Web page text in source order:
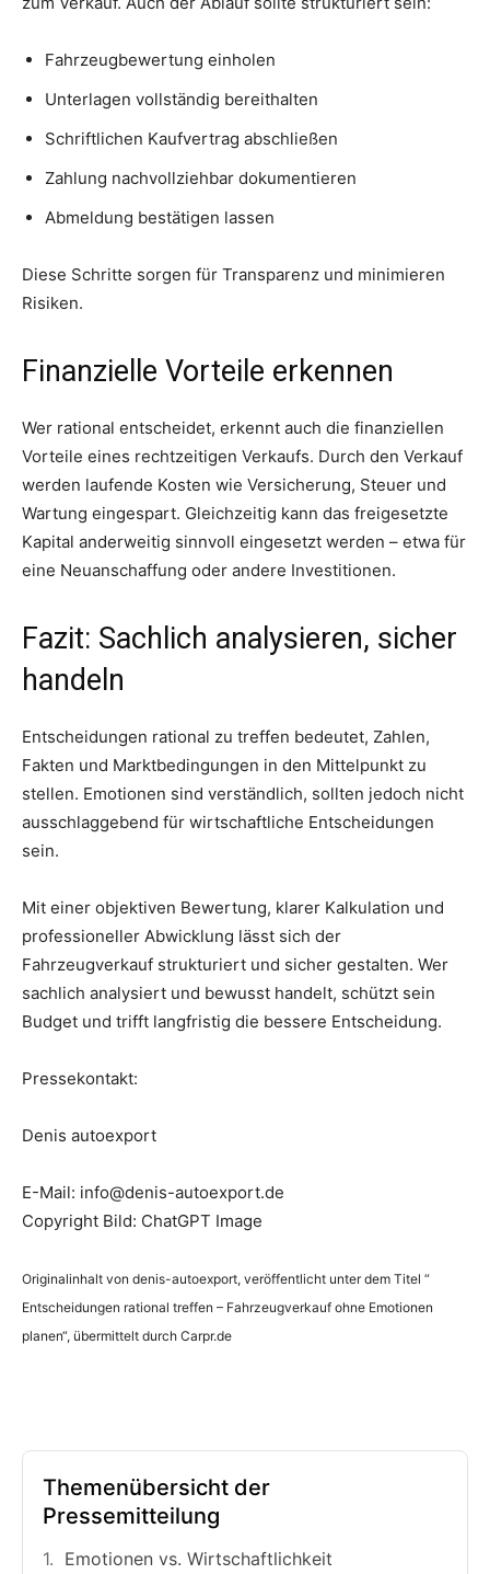
Fahrzeugbewertung einholen
Unterlagen vollständig bereithalten
Schriftlichen Kaufvertrag abschließen
Zahlung nachvollziehbar dokumentieren
Abmeldung bestätigen lassen
Diese Schritte sorgen für Transparenz und minimieren
Risiken.
Finanzielle Vorteile erkennen
Wer rational entscheidet, erkennt auch die finanziellen
Vorteile eines rechtzeitigen Verkaufs. Durch den Verkauf
werden laufende Kosten wie Versicherung, Steuer und
Wartung eingespart. Gleichzeitig kann das freigesetzte
Kapital anderweitig sinnvoll eingesetzt werden – etwa für
eine Neuanschaffung oder andere Investitionen.
Fazit: Sachlich analysieren, sicher
handeln
Entscheidungen rational zu treffen bedeutet, Zahlen,
Fakten und Marktbedingungen in den Mittelpunkt zu
stellen. Emotionen sind verständlich, sollten jedoch nicht
ausschlaggebend für wirtschaftliche Entscheidungen
sein.
Mit einer objektiven Bewertung, klarer Kalkulation und
professioneller Abwicklung lässt sich der
Fahrzeugverkauf strukturiert und sicher gestalten. Wer
sachlich analysiert und bewusst handelt, schützt sein
Budget und trifft langfristig die bessere Entscheidung.
Pressekontakt:
Denis autoexport
E-Mail: info@denis-autoexport.de
Copyright Bild: ChatGPT Image
Originalinhalt von denis-autoexport, veröffentlicht unter dem Titel “
Entscheidungen rational treffen – Fahrzeugverkauf ohne Emotionen
planen“, übermittelt durch Carpr.de
Themenübersicht der
Pressemitteilung
Emotionen vs. Wirtschaftlichkeit